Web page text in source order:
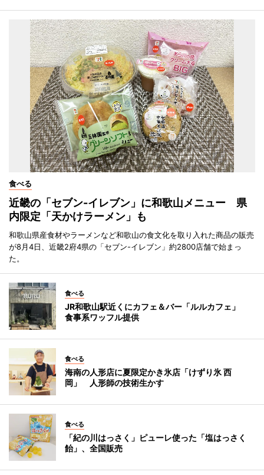
食べる
近畿の「セブン-イレブン」に和歌山メニュー 県
内限定「天かけラーメン」も
和歌山県産食材やラーメンなど和歌山の食文化を取り入れた商品の販売
が8月4日、近畿2府4県の「セブン-イレブン」約2800店舗で始まっ
た。
食べる
JR和歌山駅近くにカフェ＆バー「ルルカフェ」
食事系ワッフル提供
食べる
海南の人形店に夏限定かき氷店「けずり氷 西
岡」 人形師の技術生かす
食べる
「紀の川はっさく」ピューレ使った「塩はっさく
飴」、全国販売